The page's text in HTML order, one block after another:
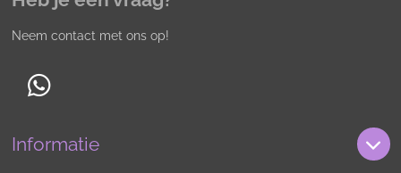
Neem contact met ons op!
W
a
Informatie